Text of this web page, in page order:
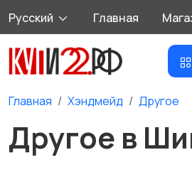
Русский Главная
Главная Хэндмейд Другое
Другое в